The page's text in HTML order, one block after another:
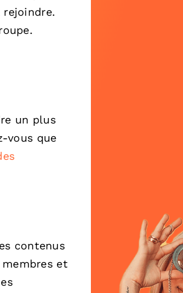
rejoindre.
un plus
vous que
contenus
et